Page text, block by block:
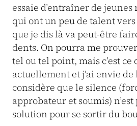
essaie d’entraîner de
qui ont un peu de talent vers
que je dis là va peut-être
dents. On pourra me
tel ou tel point, mais c’est ce
actuellement et j’ai envie
considère que le silence
approbateur et soumis)
solution pour se sortir du